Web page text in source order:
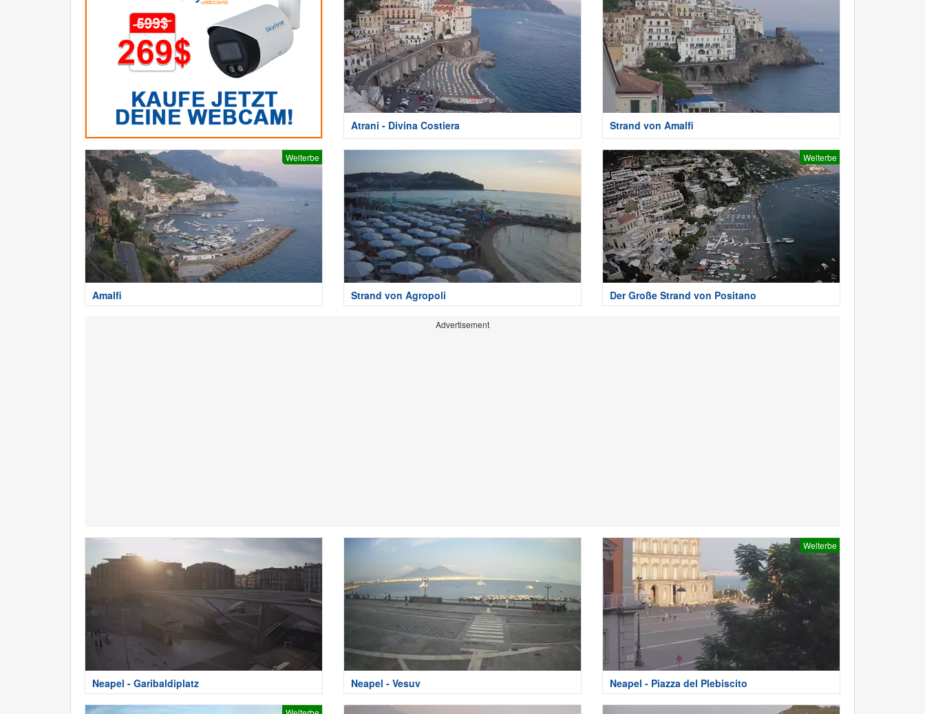
Atrani - Divina Costiera Strand von Amalfi
Welterbe
Amalfi Strand von Agropoli
Welterbe
Der Große Strand von Positano
Advertisement
Neapel - Garibaldiplatz Neapel - Vesuv
Welterbe
Neapel - Piazza del Plebiscito